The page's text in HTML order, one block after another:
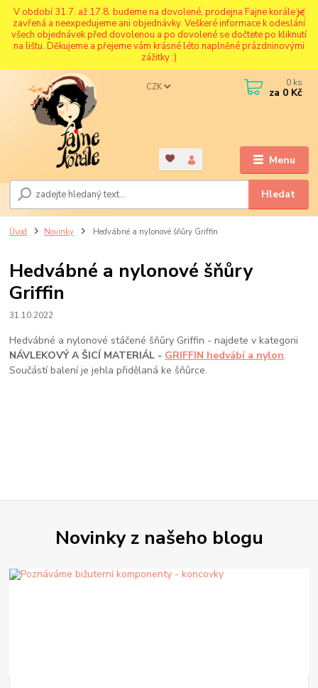
V období 31.7. až 17.8. budeme na dovolené, prodejna Fajne korále je
zavřená a neexpedujeme ani objednávky. Veškeré informace k odeslání
všech objednávek před dovolenou a po dovolené se dočtete po kliknutí
na lištu. Děkujeme a přejeme vám krásné léto naplněné prázdninovými
zážitky :)
Menu
CZK
Hledat
0 ks
za 0 Kč
Úvod Novinky Hedvábné a nylonové šňůry Griffin
Hedvábné a nylonové šňůry
Griffin
31.10.2022
Hedvábné a nylonové stáčené šňůry Griffin - najdete v kategorii
NÁVLEKOVÝ A ŠICÍ MATERIÁL - GRIFFIN hedvábí a nylon.
Součástí balení je jehla přidělaná ke šňůrce.
Novinky z našeho blogu